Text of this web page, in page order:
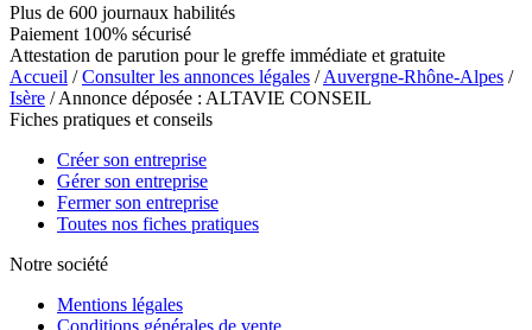
Plus de 600 journaux habilités
Paiement 100% sécurisé
Attestation de parution pour le greffe immédiate et gratuite
Accueil /Consulter les annonces légales /Auvergne-Rhône-Alpes /
Isère / Annonce déposée : ALTAVIE CONSEIL
Fiches pratiques et conseils
Créer son entreprise
Gérer son entreprise
Fermer son entreprise
Toutes nos fiches pratiques
Notre société
Mentions légales
Conditions générales de vente